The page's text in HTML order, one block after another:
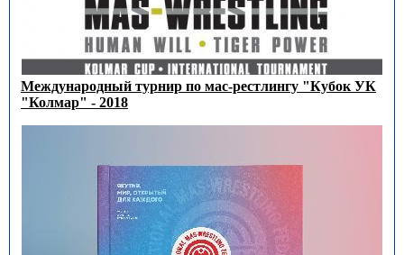
Международный турнир по мас-рестлингу "Кубок УК
"Колмар" - 2018